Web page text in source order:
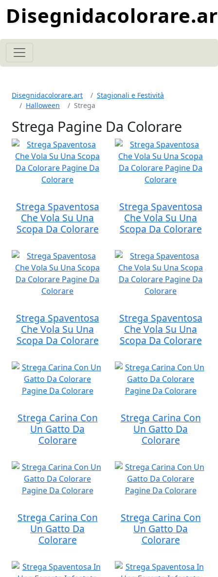
Disegnidacolorare.art
Stagionali e Festività
Halloween
Strega
Strega Pagine Da Colorare
Strega Spaventosa
Che Vola Su Una
Scopa Da Colorare
Strega Spaventosa
Che Vola Su Una
Scopa Da Colorare
Strega Spaventosa
Che Vola Su Una
Scopa Da Colorare
Strega Spaventosa
Che Vola Su Una
Scopa Da Colorare
Strega Carina Con
Un Gatto Da
Colorare
Strega Carina Con
Un Gatto Da
Colorare
Strega Carina Con
Un Gatto Da
Colorare
Strega Carina Con
Un Gatto Da
Colorare